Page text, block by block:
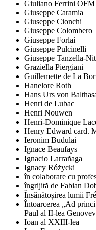
Giuliano Ferrini OFM
Giuseppe Caramia
Giuseppe Cionchi
Giuseppe Colombero
Giuseppe Forlai
Giuseppe Pulcinelli
Giuseppe Tanzella-
Graziella Piergiani
Guillemette de La
Hanelore Roth
Hans Urs von
Henri de Lubac
Henri Nouwen
Henri-Dominique
Henry Edward card.
Ieronim Budulai
Ignace Beaufays
Ignacio Larrañaga
Ignacy Różycki
în colaborare cu
îngrijită de Fabian
Însănătoșirea lumii
Întoarcerea „Ad
Paul al II-lea
Ioan al XXIII-lea